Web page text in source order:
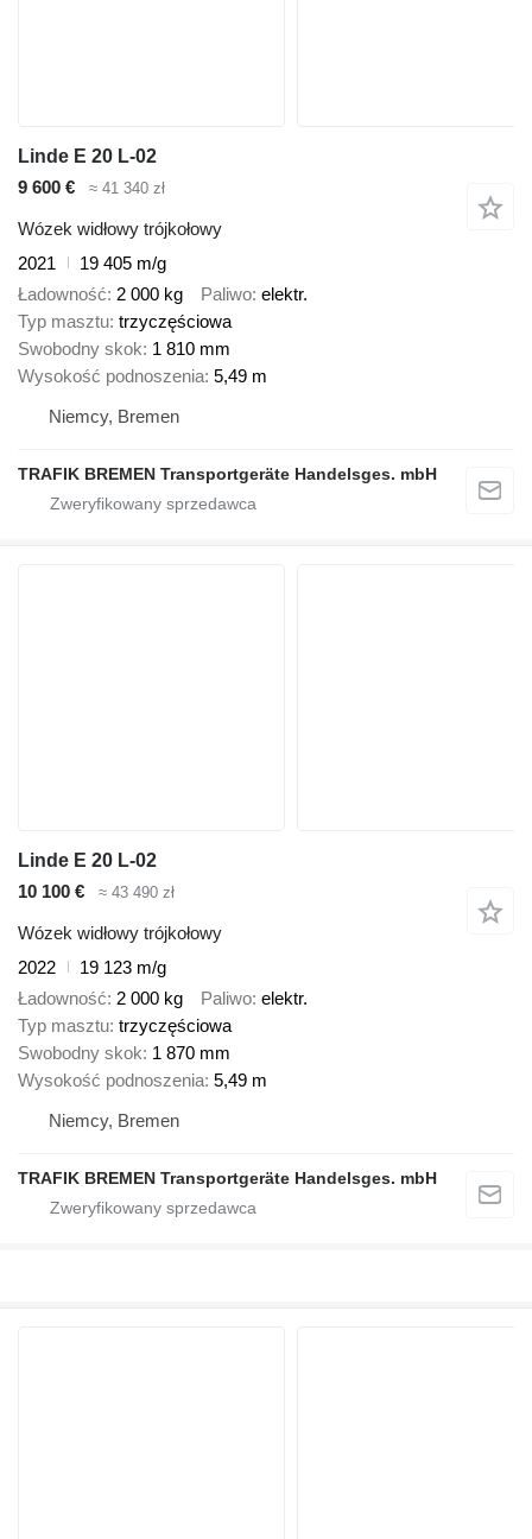
Linde E 20 L-02
9 600 €
≈ 41 340 zł
Wózek widłowy trójkołowy
2021
19 405 m/g
Ładowność 2 000 kg Paliwo elektr.
Typ masztu trzyczęściowa
Swobodny skok 1 810 mm
Wysokość podnoszenia 5,49 m
Niemcy, Bremen
TRAFIK BREMEN Transportgeräte Handelsges. mbH
Linde E 20 L-02
10 100 €
≈ 43 490 zł
Wózek widłowy trójkołowy
2022
19 123 m/g
Ładowność 2 000 kg Paliwo elektr.
Typ masztu trzyczęściowa
Swobodny skok 1 870 mm
Wysokość podnoszenia 5,49 m
Niemcy, Bremen
TRAFIK BREMEN Transportgeräte Handelsges. mbH